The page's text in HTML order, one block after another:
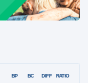
BP BC DIFF RATIO